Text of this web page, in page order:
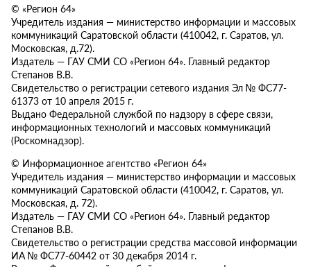
© «Регион 64»
Учредитель издания — министерство информации и массовых
коммуникаций Саратовской области (410042, г. Саратов, ул.
Московская, д.72).
Издатель — ГАУ СМИ СО «Регион 64». Главный редактор
Степанов В.В.
Свидетельство о регистрации сетевого издания Эл № ФС77-
61373 от 10 апреля 2015 г.
Выдано Федеральной службой по надзору в сфере связи,
информационных технологий и массовых коммуникаций
(Роскомнадзор).
© Информационное агентство «Регион 64»
Учредитель издания — министерство информации и массовых
коммуникаций Саратовской области (410042, г. Саратов, ул.
Московская, д. 72).
Издатель — ГАУ СМИ СО «Регион 64». Главный редактор
Степанов В.В.
Свидетельство о регистрации средства массовой информации
ИА № ФС77-60442 от 30 декабря 2014 г.